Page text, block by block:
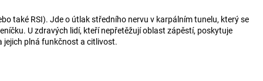
také RSI). Jde o útlak středního nervu v karpálním tunelu, který se
U zdravých lidí, kteří nepřetěžují oblast zápěstí, poskytuje
jejich plná funkčnost a citlivost.